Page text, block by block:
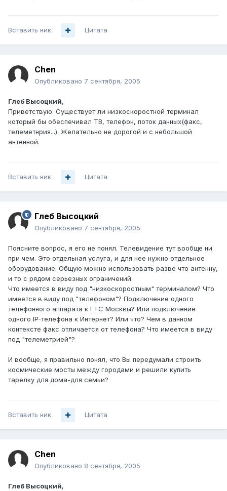
Вставить ник Цитата
Chen
Опубликовано 7 сентября, 2005
Глеб Высоцкий,
Приветствую. Существует ли низкоскоростной терминал
который бы обеспечивал ТВ, телефон, поток данных(факс,
телеметнрия...). Желательно не дорогой и с небольшой
антенной.
Вставить ник Цитата
Глеб Высоцкий
Опубликовано 7 сентября, 2005
Поясните вопрос, я его не понял. Телевидение тут вообще ни
при чем. Это отдельная услуга, и для нее нужно отдельное
оборудование. Общую можно использовать разве что антенну,
и то с рядом серьезных ограничений.
Что имеется в виду под "низкоскоростным" терминалом? Что
имеется в виду под "телефоном"? Подключение одного
телефонного аппарата к ГТС Москвы? Или подключение
одного IP-телефона к Интернет? Или что? Чем в данном
контексте факс отличается от телефона? Что имеется в виду
под "телеметрией"?
И вообще, я правильно понял, что Вы передумали строить
космические мосты между городами и решили купить
тарелку для дома-для семьи?
Вставить ник Цитата
Chen
Опубликовано 8 сентября, 2005
Глеб Высоцкий,